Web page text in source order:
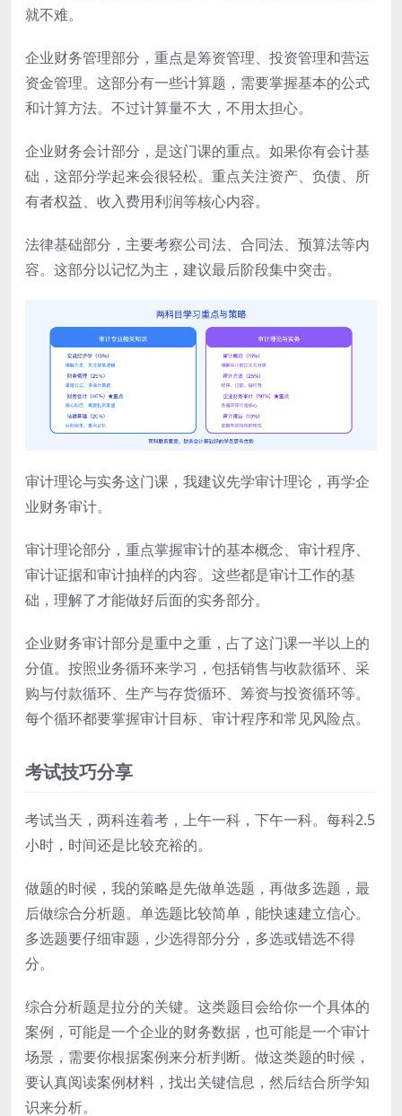
就不难。
企业财务管理部分，重点是筹资管理、投资管理和营运
资金管理。这部分有一些计算题，需要掌握基本的公式
和计算方法。不过计算量不大，不用太担心。
企业财务会计部分，是这门课的重点。如果你有会计基
础，这部分学起来会很轻松。重点关注资产、负债、所
有者权益、收入费用利润等核心内容。
法律基础部分，主要考察公司法、合同法、预算法等内
容。这部分以记忆为主，建议最后阶段集中突击。
审计理论与实务这门课，我建议先学审计理论，再学企
业财务审计。
审计理论部分，重点掌握审计的基本概念、审计程序、
审计证据和审计抽样的内容。这些都是审计工作的基
础，理解了才能做好后面的实务部分。
企业财务审计部分是重中之重，占了这门课一半以上的
分值。按照业务循环来学习，包括销售与收款循环、采
购与付款循环、生产与存货循环、筹资与投资循环等。
每个循环都要掌握审计目标、审计程序和常见风险点。
考试技巧分享
考试当天，两科连着考，上午一科，下午一科。每科2.5
小时，时间还是比较充裕的。
做题的时候，我的策略是先做单选题，再做多选题，最
后做综合分析题。单选题比较简单，能快速建立信心。
多选题要仔细审题，少选得部分分，多选或错选不得
分。
综合分析题是拉分的关键。这类题目会给你一个具体的
案例，可能是一个企业的财务数据，也可能是一个审计
场景，需要你根据案例来分析判断。做这类题的时候，
要认真阅读案例材料，找出关键信息，然后结合所学知
识来分析。